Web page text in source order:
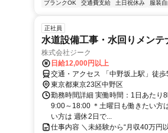
ブランクOK
交通費支給 土日祝休み 服装自
正社員
水道設備工事・水回りメンテ
株式会社ジーク
日給12,000円以上
交通・アクセス 「中野坂上駅」徒
東京都東京23区中野区
勤務時間詳細 実働時間：1日あたり
9:00～18:00 ＊土曜日も働きたい方
い方は 週休2日で...
仕事内容 ＼未経験から“月収40万円